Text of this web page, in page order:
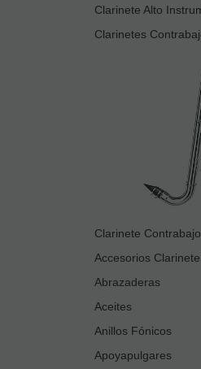
Clarinete Alto
Clarinetes
Clarinete
Accesorios
Abrazaderas
Aceites
Anillos Fónicos
Apoyapulgares